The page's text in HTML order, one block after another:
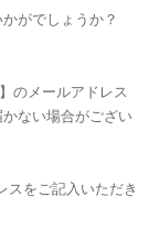
がでしょうか？
のメールアドレス
ない場合がござい
をご記入いただき